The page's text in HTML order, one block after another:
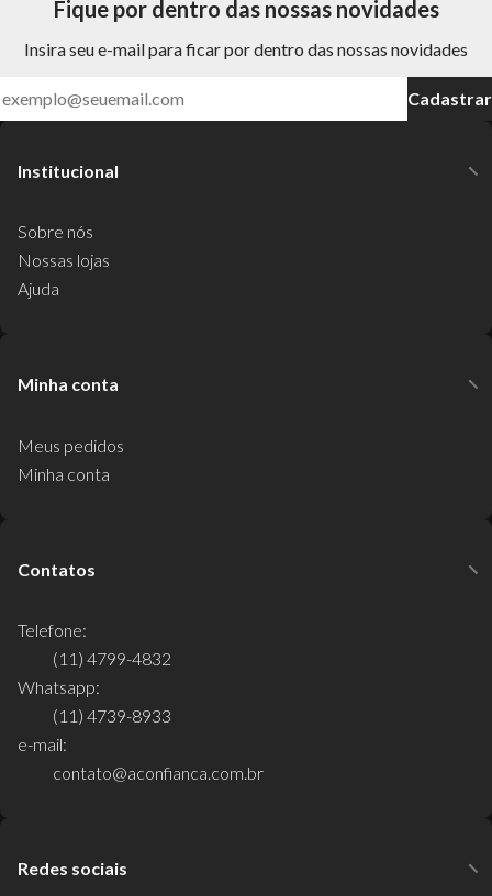
Fique por dentro das nossas novidades
Insira seu e-mail para ficar por dentro das nossas novidades
Cadastrar
Institucional
Sobre nós
Nossas lojas
Ajuda
Minha conta
Meus pedidos
Minha conta
Contatos
Telefone:
(11) 4799-4832
Whatsapp:
(11) 4739-8933
e-mail:
contato@aconfianca.com.br
Redes sociais